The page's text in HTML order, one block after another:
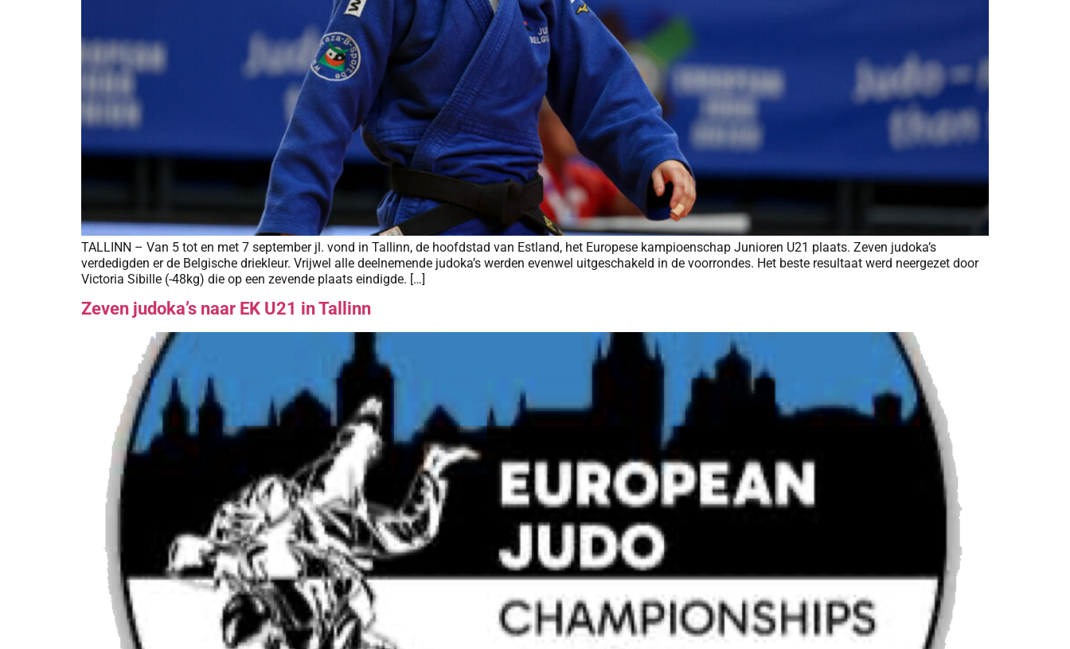
TALLINN – Van 5 tot en met 7 september jl. vond in Tallinn, de hoofdstad van Estland, het Europese kampioenschap Junioren U21 plaats. Zeven judoka’s
verdedigden er de Belgische driekleur. Vrijwel alle deelnemende judoka’s werden evenwel uitgeschakeld in de voorrondes. Het beste resultaat werd neergezet door
Victoria Sibille (-48kg) die op een zevende plaats eindigde. […]
Zeven judoka’s naar EK U21 in Tallinn